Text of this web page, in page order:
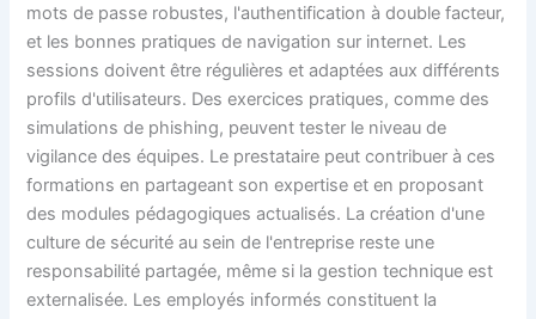
mots de passe robustes, l'authentification à double facteur,
et les bonnes pratiques de navigation sur internet. Les
sessions doivent être régulières et adaptées aux différents
profils d'utilisateurs. Des exercices pratiques, comme des
simulations de phishing, peuvent tester le niveau de
vigilance des équipes. Le prestataire peut contribuer à ces
formations en partageant son expertise et en proposant
des modules pédagogiques actualisés. La création d'une
culture de sécurité au sein de l'entreprise reste une
responsabilité partagée, même si la gestion technique est
externalisée. Les employés informés constituent la